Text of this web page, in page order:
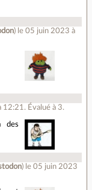
) le 05 juin 2023 à
12:21 . Évalué à 3.
des
) le 05 juin 2023